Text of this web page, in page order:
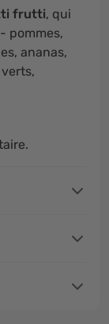
frutti, qui
- pommes,
ananas,